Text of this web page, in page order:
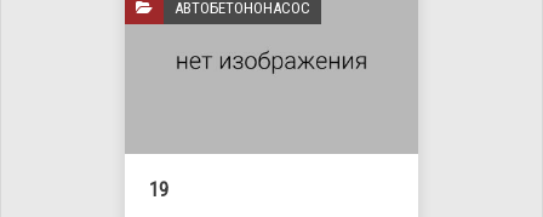
АВТОБЕТОНОНАСОС
19